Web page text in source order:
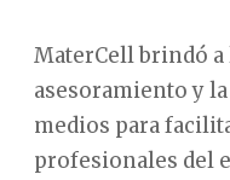
MaterCell brindó a
asesoramiento y
medios para
profesionales del